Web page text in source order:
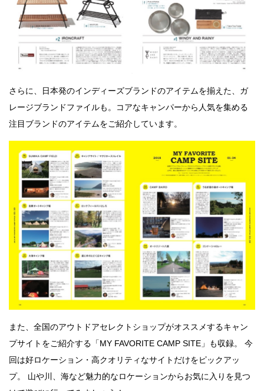
さらに、日本発のインディーズブランドのアイテムを揃えた、ガ
レージブランドファイルも。
コアなキャンパーから人気を集める
注目ブランドのアイテムをご紹介しています。
また、全国のアウトドアセレクトショップがオススメするキャン
プサイトをご紹介する「MY FAVORITE CAMP SITE」も収録。 今
回は好ロケーション・高クオリティなサイトだけをピックアッ
プ。 山や川、海など魅力的なロケーションからお気に入りを見つ